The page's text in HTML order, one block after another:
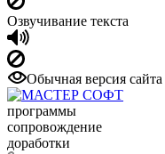
Озвучивание текста
Обычная версия сайта
программы
сопровождение
доработки